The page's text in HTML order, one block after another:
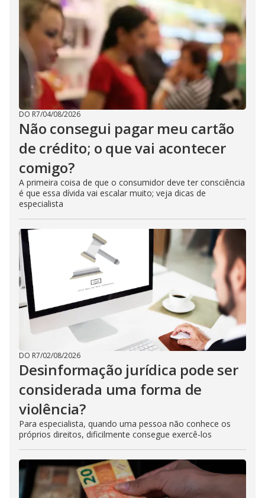
DO R7/04/08/2026
Não consegui pagar meu cartão
de crédito; o que vai acontecer
comigo?
A primeira coisa de que o consumidor deve ter consciência
é que essa dívida vai escalar muito; veja dicas de
especialista
DO R7/02/08/2026
Desinformação jurídica pode ser
considerada uma forma de
violência?
Para especialista, quando uma pessoa não conhece os
próprios direitos, dificilmente consegue exercê-los